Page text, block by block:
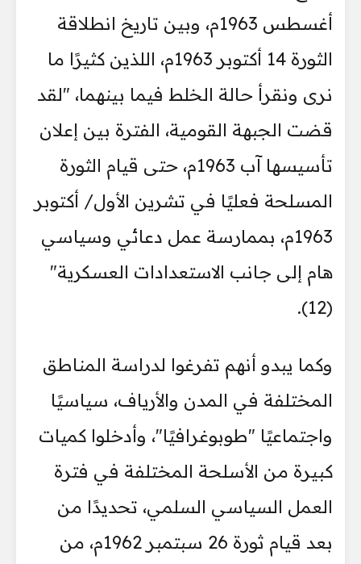
أغسطس 1963م، وبين تاريخ انطلاقة
الثورة 14 أكتوبر 1963م، اللذين كثيرًا ما
نرى ونقرأ حالة الخلط فيما بينهما، "لقد
قضت الجبهة القومية، الفترة بين إعلان
تأسيسها آب 1963م، حتى قيام الثورة
المسلحة فعليًا في تشرين الأول/ أكتوبر
1963م، بممارسة عمل دعائي وسياسي
هام إلى جانب الاستعدادات العسكرية"
(12).
وكما يبدو أنهم تفرغوا لدراسة المناطق
المختلفة في المدن والأرياف، سياسيًا
واجتماعيًا "طوبوغرافيًا"، وأدخلوا كميات
كبيرة من الأسلحة المختلفة في فترة
العمل السياسي السلمي، تحديدًا من
بعد قيام ثورة 26 سبتمبر 1962م، من